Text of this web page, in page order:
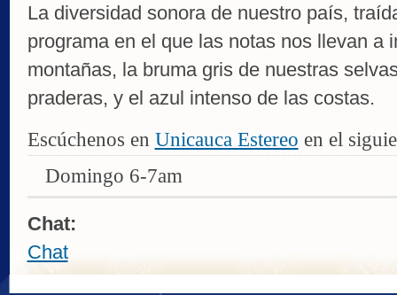
La diversidad sonora de nuestro país,
programa en el que las notas nos llevan a
montañas, la bruma gris de nuestras
praderas, y el azul intenso de las costas.
Escúchenos en Unicauca Estereo en el
Domingo 6-7am
Chat:
Chat